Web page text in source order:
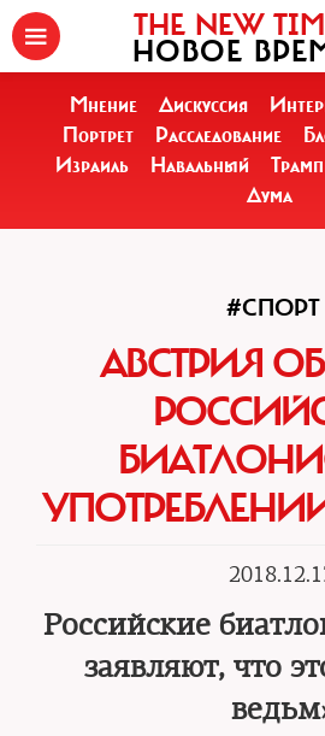
THE NEW
НОВОЕ
Мнение Дискуссия
Портрет
Расследование
Израиль
Навальный Трамп
Дума
#СПОРТ
АВСТРИЯ
Российские
заявляют, что